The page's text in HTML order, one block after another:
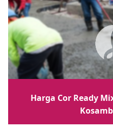
Harga Cor Ready